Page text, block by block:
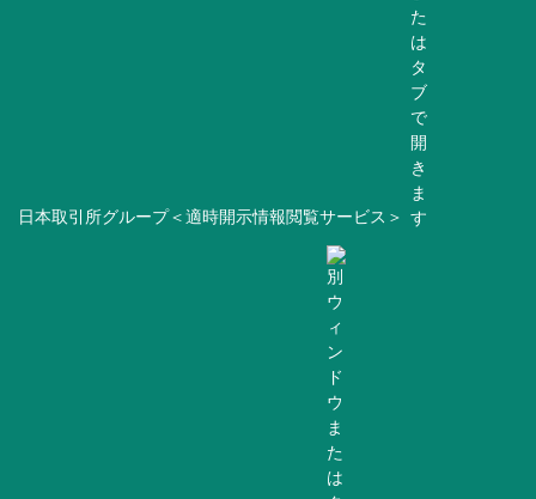
日本取引所グループ＜適時開示情報閲覧サービス＞